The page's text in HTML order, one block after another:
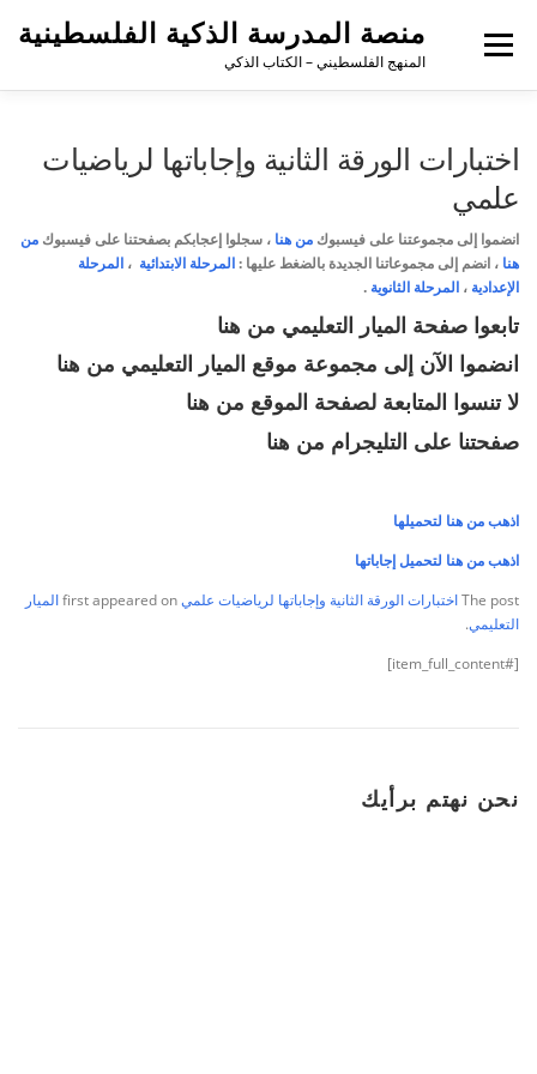
منصة المدرسة الذكية الفلسطينية
المنهج الفلسطيني – الكتاب الذكي
القائمة
اختبارات الورقة الثانية وإجاباتها لرياضيات
علمي
انضموا إلى مجموعتنا على فيسبوك من هنا ، سجلوا إعجابكم بصفحتنا على فيسبوك من
هنا ، انضم إلى مجموعاتنا الجديدة بالضغط عليها : المرحلة الابتدائية ، المرحلة
الإعدادية ، المرحلة الثانوية .
تابعوا صفحة الميار التعليمي من هنا
انضموا الآن إلى مجموعة موقع الميار التعليمي من هنا
لا تنسوا المتابعة لصفحة الموقع من هنا
صفحتنا على التليجرام من هنا
اذهب من هنا لتحميلها
اذهب من هنا لتحميل إجاباتها
The postاختبارات الورقة الثانية وإجاباتها لرياضيات علمي
الميار
التعليمي.
[#item_full_content]
نحن نهتم برأيك